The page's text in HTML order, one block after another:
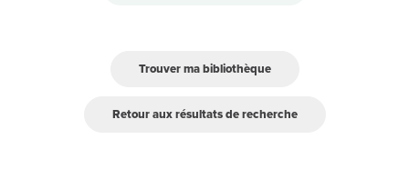
Trouver ma bibliothèque
Retour aux résultats de recherche